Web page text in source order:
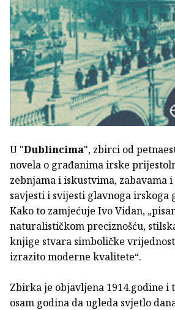
U "Dublincima", zbirci od
novela o građanima irske
zebnjama i iskustvima, zabavama
savjesti i svijesti glavnoga irskoga
Kako to zamjećuje Ivo Vidan,
naturalističkom preciznošću,
knjige stvara simboličke
izrazito moderne kvalitete“.
Zbirka je objavljena 1914.godine i
osam godina da ugleda svjetlo